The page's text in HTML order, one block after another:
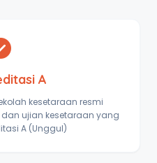
A
kesetaraan resmi
ujian kesetaraan yang
A (Unggul)